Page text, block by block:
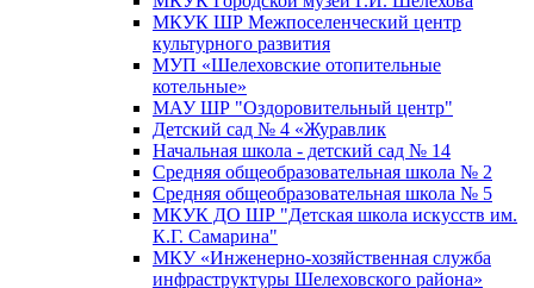
МКУК ШР Межпоселенческий центр
культурного развития
МУП «Шелеховские отопительные
котельные»
МАУ ШР "Оздоровительный центр"
Детский сад № 4 «Журавлик
Начальная школа - детский сад № 14
Средняя общеобразовательная школа № 2
Средняя общеобразовательная школа № 5
МКУК ДО ШР "Детская школа искусств им.
К.Г. Самарина"
МКУ «Инженерно-хозяйственная служба
инфраструктуры Шелеховского района»